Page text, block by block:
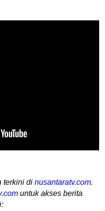
terkini di nusantaratv.com.
untuk akses berita